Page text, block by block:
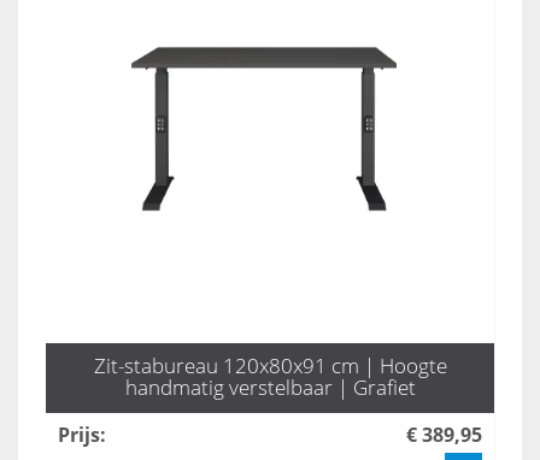
Zit-stabureau 120x80x91 cm | Hoogte
handmatig verstelbaar | Grafiet
Prijs: € 389,95